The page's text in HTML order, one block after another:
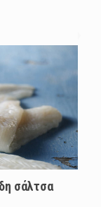
σάλτσα